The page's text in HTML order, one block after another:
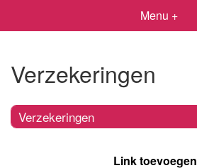
Menu +
Verzekeringen
Verzekeringen
Link toevoegen